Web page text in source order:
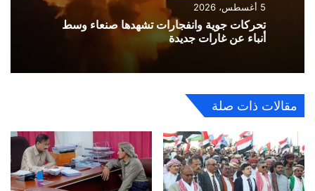
5 أغسطس، 2026
تحركات جوية وانفجارات تشهدها صنعاء وسط
أنباء عن غارات جديدة
مقالات ذات صلة